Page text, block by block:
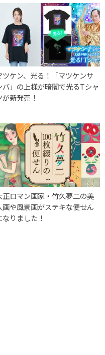
ツケン、光る！「マツケンサ
バ」の上様が暗闇で光るTシャ
が新発売！
正ロマン画家・竹久夢二の美
画や風景画がステキな便せん
なりました！